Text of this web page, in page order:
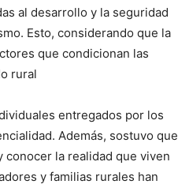
al desarrollo y la seguridad
Esto, considerando que la
que condicionan las
rural
entregados por los
Además, sostuvo que
conocer la realidad que viven
y familias rurales han